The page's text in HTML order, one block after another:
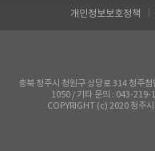
개인정보보호정책
충북 청주시 청원구 상당로 314 청주
1050 / 기타 문의 : 043-
COPYRIGHT (c) 2020 청주